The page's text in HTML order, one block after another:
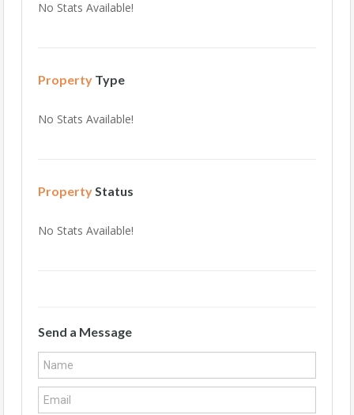
No Stats Available!
Property Type
No Stats Available!
Property Status
No Stats Available!
Send a Message